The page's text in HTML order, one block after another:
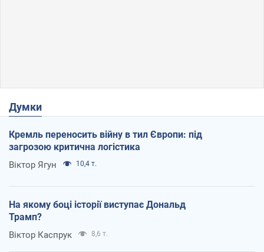
Думки
Кремль переносить війну в тил Європи: під
загрозою критична логістика
Віктор Ягун 10,4 т.
На якому боці історії виступає Дональд
Трамп?
Віктор Каспрук 8,6 т.